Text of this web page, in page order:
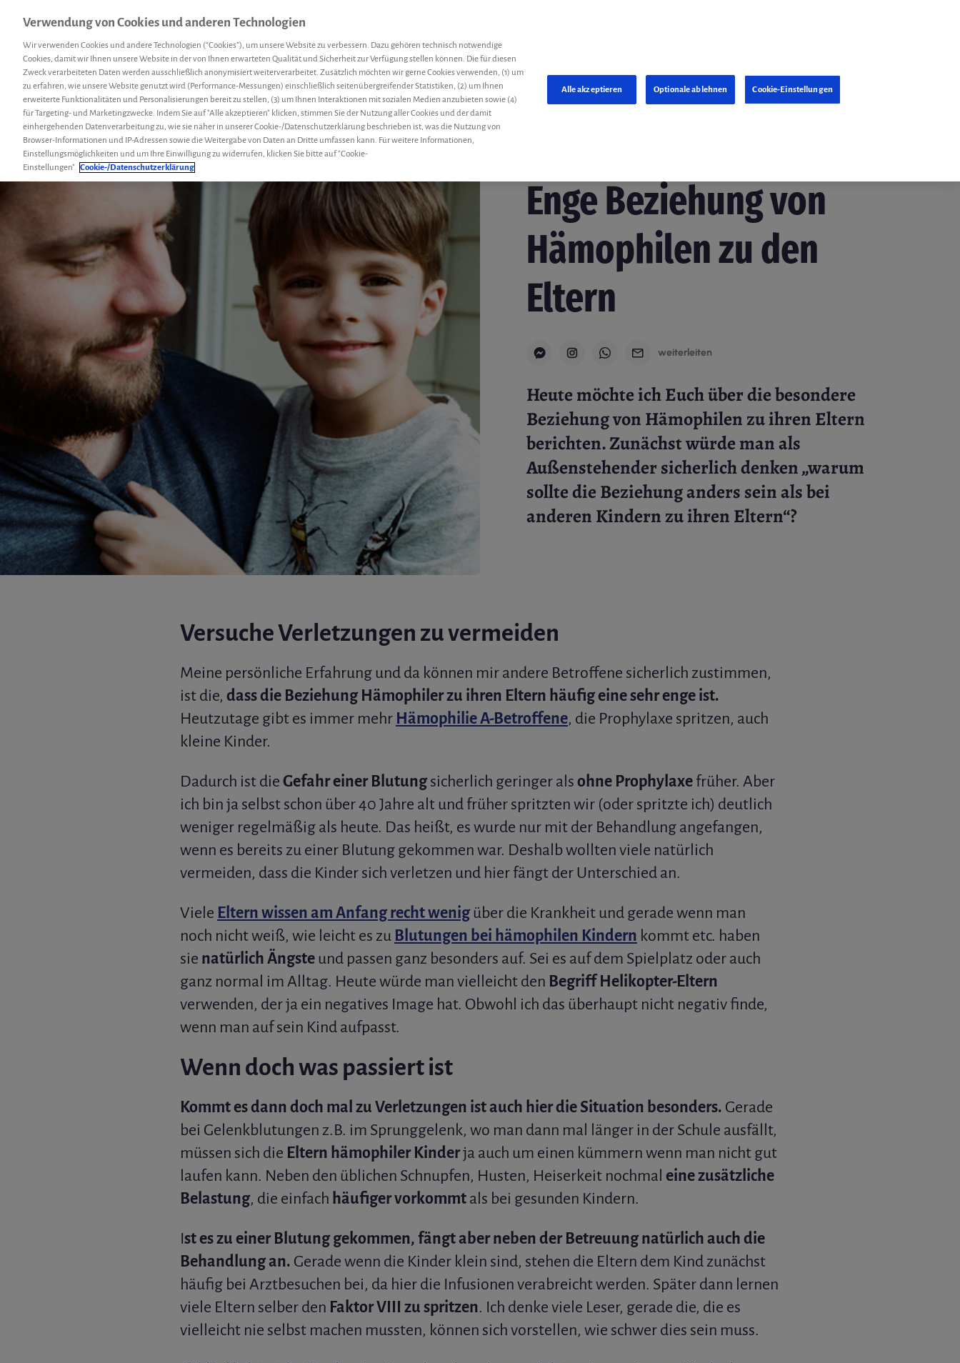
Enge Beziehung von
Hämophilen zu den
Eltern
weiterleiten
Heute möchte ich Euch über die besondere
Beziehung von Hämophilen zu ihren Eltern
berichten. Zunächst würde man als
Außenstehender sicherlich denken „warum
sollte die Beziehung anders sein als bei
anderen Kindern zu ihren Eltern“?
Versuche Verletzungen zu vermeiden
Meine persönliche Erfahrung und da können mir andere Betroffene sicherlich zustimmen,
ist die, dass die Beziehung Hämophiler zu ihren Eltern häufig eine sehr enge ist.
Heutzutage gibt es immer mehr Hämophilie A-Betroffene, die Prophylaxe spritzen, auch
kleine Kinder.
Dadurch ist die Gefahr einer Blutung sicherlich geringer als ohne Prophylaxe früher. Aber
ich bin ja selbst schon über 40 Jahre alt und früher spritzten wir (oder spritzte ich) deutlich
weniger regelmäßig als heute. Das heißt, es wurde nur mit der Behandlung angefangen,
wenn es bereits zu einer Blutung gekommen war. Deshalb wollten viele natürlich
vermeiden, dass die Kinder sich verletzen und hier fängt der Unterschied an.
Viele Eltern wissen am Anfang recht wenig über die Krankheit und gerade wenn man
noch nicht weiß, wie leicht es zu Blutungen bei hämophilen Kindern kommt etc. haben
sie natürlich Ängste und passen ganz besonders auf. Sei es auf dem Spielplatz oder auch
ganz normal im Alltag. Heute würde man vielleicht den Begriff Helikopter-Eltern
verwenden, der ja ein negatives Image hat. Obwohl ich das überhaupt nicht negativ finde,
wenn man auf sein Kind aufpasst.
Wenn doch was passiert ist
Kommt es dann doch mal zu Verletzungen ist auch hier die Situation besonders. Gerade
bei Gelenkblutungen z.B. im Sprunggelenk, wo man dann mal länger in der Schule ausfällt,
müssen sich die Eltern hämophiler Kinderja auch um einen kümmern wenn man nicht gut
laufen kann. Neben den üblichen Schnupfen, Husten, Heiserkeit nochmal eine zusätzliche
Belastung, die einfach häufiger vorkommt als bei gesunden Kindern.
Ist es zu einer Blutung gekommen, fängt aber neben der Betreuung natürlich auch die
Behandlung an. Gerade wenn die Kinder klein sind, stehen die Eltern dem Kind zunächst
häufig bei Arztbesuchen bei, da hier die Infusionen verabreicht werden. Später dann lernen
viele Eltern selber den Faktor VIII zu spritzen. Ich denke viele Leser, gerade die, die es
vielleicht nie selbst machen mussten, können sich vorstellen, wie schwer dies sein muss.
Verwendung von Cookies und anderen Technologien
Wir verwenden Cookies und andere Technologien (“Cookies”), um unsere Website zu verbessern. Dazu gehören technisch notwendige
Cookies, damit wir Ihnen unsere Website in der von Ihnen erwarteten Qualität und Sicherheit zur Verfügung stellen können. Die für diesen
Zweck verarbeiteten Daten werden ausschließlich anonymisiert weiterverarbeitet. Zusätzlich möchten wir gerne Cookies verwenden, (1) um
zu erfahren, wie unsere Website genutzt wird (Performance-Messungen) einschließlich seitenübergreifender Statistiken, (2) um Ihnen
erweiterte Funktionalitäten und Personalisierungen bereit zu stellen, (3) um Ihnen Interaktionen mit sozialen Medien anzubieten sowie (4)
für Targeting- und Marketingzwecke. Indem Sie auf "Alle akzeptieren" klicken, stimmen Sie der Nutzung aller Cookies und der damit
einhergehenden Datenverarbeitung zu, wie sie näher in unserer Cookie-/Datenschutzerklärung beschrieben ist, was die Nutzung von
Browser-Informationen und IP-Adressen sowie die Weitergabe von Daten an Dritte umfassen kann. Für weitere Informationen,
Einstellungsmöglichkeiten und um Ihre Einwilligung zu widerrufen, klicken Sie bitte auf "Cookie-
Einstellungen". Cookie-/Datenschutzerklärung
Cookie-Einstellungen
Optionale ablehnen
Alle akzeptieren